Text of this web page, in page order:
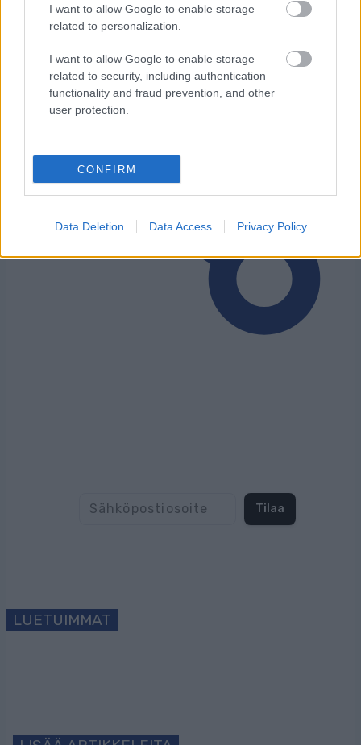
I want to allow Google to enable storage
related to personalization.
I want to allow Google to enable storage
related to security, including authentication
functionality and fraud prevention, and other
user protection.
CONFIRM
Data Deletion Data Access Privacy Policy
Tilaa
LUETUIMMAT